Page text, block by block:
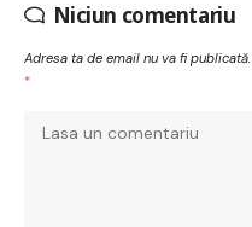
Niciun comentariu
Adresa ta de email nu va fi publicată.
*